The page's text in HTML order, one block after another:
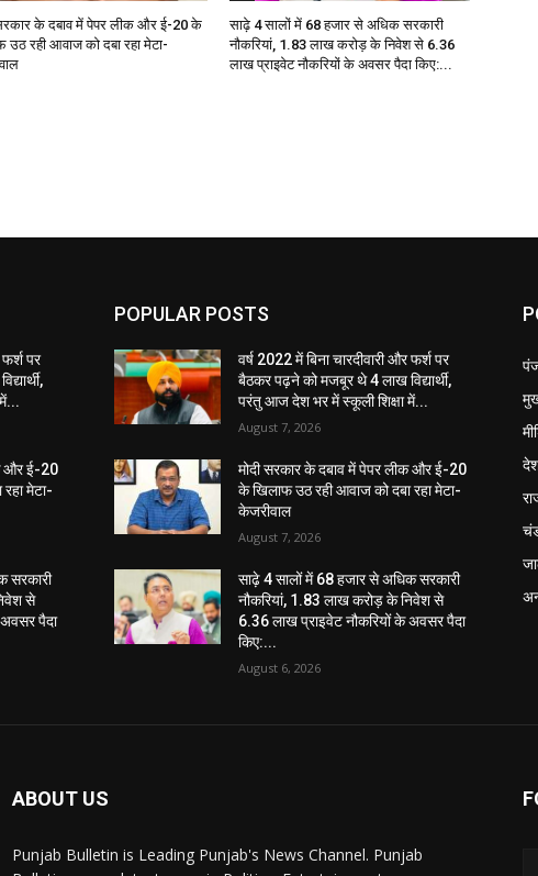
के दबाव में पेपर लीक और ई-20 के
उठ रही आवाज को दबा रहा मेटा-
साढ़े 4 सालों में 68 हजार से अधिक सरकारी
नौकरियां, 1.83 लाख करोड़ के निवेश से 6.36
लाख प्राइवेट नौकरियों के अवसर पैदा किए:...
फर्श पर
और ई-20
मेटा-
सरकारी
से
पैदा
POPULAR POSTS
वर्ष 2022 में बिना चारदीवारी और फर्श पर
बैठकर पढ़ने को मजबूर थे 4 लाख विद्यार्थी,
परंतु आज देश भर में स्कूली शिक्षा में...
August 7, 2026
मोदी सरकार के दबाव में पेपर लीक और ई-20
के खिलाफ उठ रही आवाज को दबा रहा मेटा-
केजरीवाल
August 7, 2026
साढ़े 4 सालों में 68 हजार से अधिक सरकारी
नौकरियां, 1.83 लाख करोड़ के निवेश से
6.36 लाख प्राइवेट नौकरियों के अवसर पैदा
किए:...
August 6, 2026
ABOUT US
Punjab Bulletin is Leading Punjab's News Channel. Punjab